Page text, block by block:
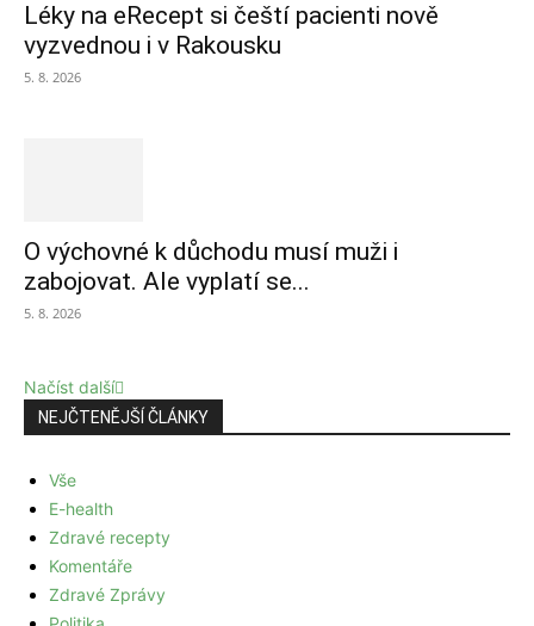
Léky na eRecept si čeští pacienti nově
vyzvednou i v Rakousku
5. 8. 2026
O výchovné k důchodu musí muži i
zabojovat. Ale vyplatí se...
5. 8. 2026
Načíst další
NEJČTENĚJŠÍ ČLÁNKY
Vše
E-health
Zdravé recepty
Komentáře
Zdravé Zprávy